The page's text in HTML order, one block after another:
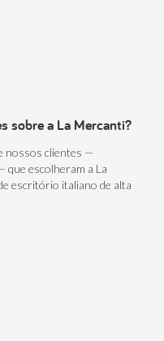
sobre a La Mercanti?
nossos clientes —
escolheram a La
escritório italiano de alta